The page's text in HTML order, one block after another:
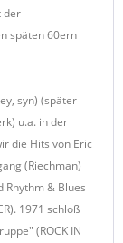
der
späten 60ern
syn) (später
u.a. in der
die Hits von Eric
(Riechman)
Rhythm & Blues
1971 schloß
(ROCK IN